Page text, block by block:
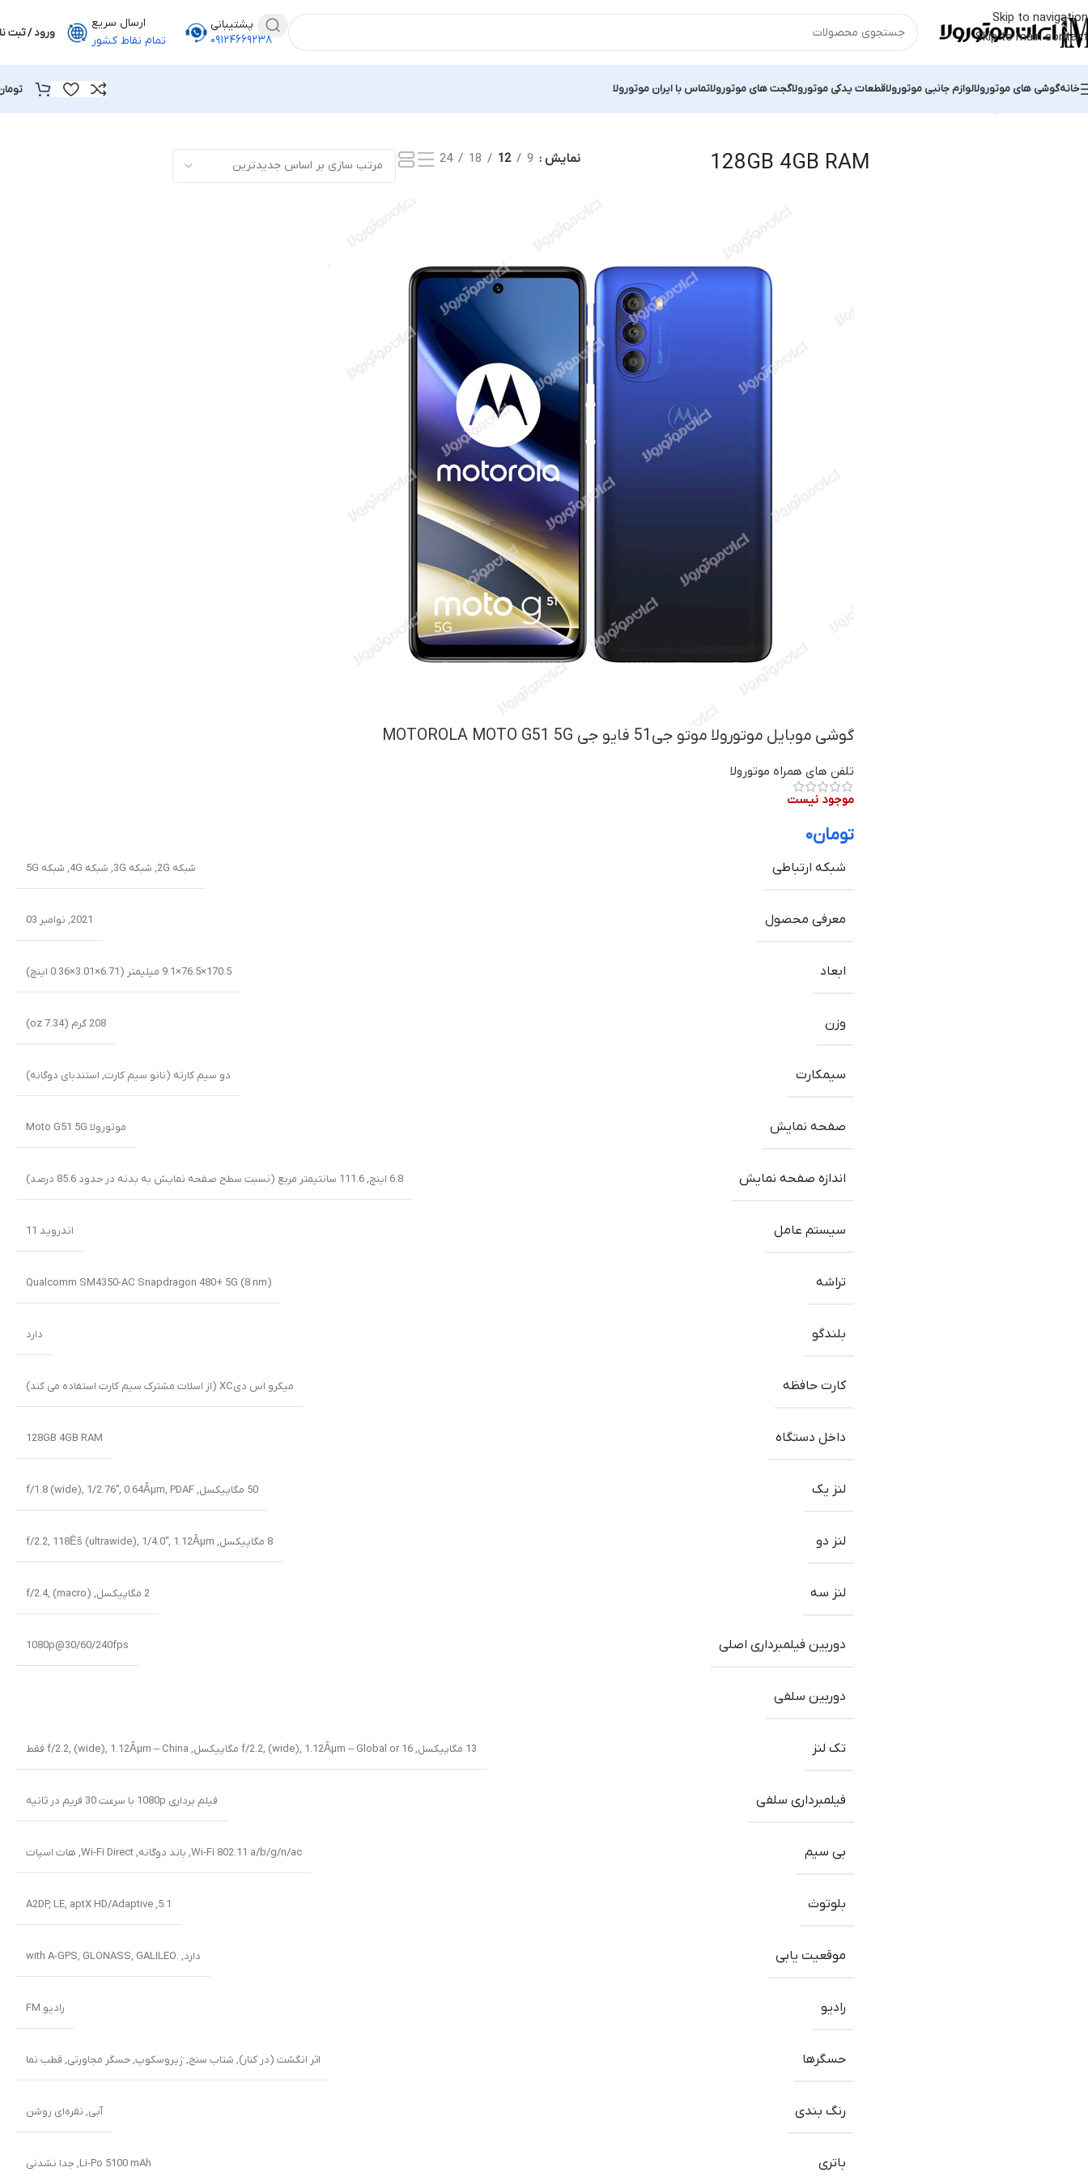
Skip to navigation
Skip to main content
پشتیبانی
۰۹۱۲۴۶۶۹۲۳۸
ارسال سریع
تمام نقاط کشور
ورود / ثبت
خانهگوشی های موتورولالوازم جانبی موتورولاقطعات یدکی موتورولاگجت های موتورولاتماس با ایران موتورولا
128GB 4GB RAM نمایش 9
12
18
24
گوشی موبایل موتورولا موتو جی51 فایو جی MOTOROLA MOTO G51 5G
تلفن های همراه موتورولا
موجود نیست
تومان۰
شبکه ارتباطی شبکه 2G , شبکه 3G , شبکه 4G , شبکه 5G
معرفی محصول 2021, نوامبر 03
ابعاد 170.5×76.5×9.1 میلیمتر (6.71×3.01×0.36 اینچ)
وزن 208 گرم (7.34 oz)
سیمکارت دو سیم کارته (نانو سیم کارت, استندبای دوگانه)
صفحه نمایش موتورولا Moto G51 5G
اندازه صفحه نمایش 6.8 اینچ, 111.6 سانتیمتر مربع (نسبت سطح صفحه نمایش به بدنه در حدود 85.6 درصد)
سیستم عامل اندروید 11
تراشه Qualcomm SM4350-AC Snapdragon 480+ 5G (8 nm)
بلندگو دارد
کارت حافظه میکرو اس دیXC (از اسلات مشترک سیم کارت استفاده می کند)
داخل دستگاه 128GB 4GB RAM
لنز یک 50 مگاپیکسل, f/1.8 (wide), 1/2.76″, 0.64Âµm, PDAF
لنز دو 8 مگاپیکسل, f/2.2, 118Ëš (ultrawide), 1/4.0″, 1.12Âµm
لنز سه 2 مگاپیکسل, f/2.4, (macro)
دوربین فیلمبرداری اصلی 1080p@30/60/240fps
دوربین سلفی
تک لنز 13 مگاپیکسل, f/2.2, (wide), 1.12Âµm – Global or 16 مگاپیکسل, f/2.2, (wide), 1.12Âµm – China فقط
فیلمبرداری سلفی فیلم برداری 1080p با سرعت 30 فریم در ثانیه
بی سیم Wi-Fi 802.11 a/b/g/n/ac, باند دوگانه, Wi-Fi Direct, هات اسپات
بلوتوث 5.1, A2DP, LE, aptX HD/Adaptive
موقعیت یابی دارد, .with A-GPS, GLONASS, GALILEO
رادیو رادیو FM
حسگرها اثر انگشت (در کنار), شتاب سنج, ژیروسکوپ, حسگر مجاورتی, قطب نما
رنگ بندی آبی, نقره‌ای روشن
باتری Li-Po 5100 mAh, جدا نشدنی